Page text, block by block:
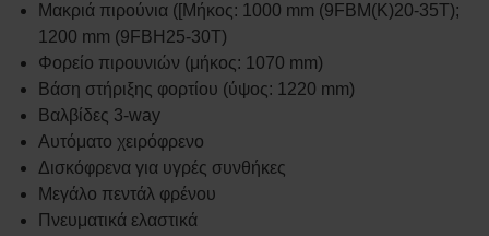
Μακριά πιρούνια ([Μήκος: 1000 mm (9FBM(K)20-35T);
1200 mm (9FBH25-30T)
Φορείο πιρουνιών (μήκος: 1070 mm)
Βάση στήριξης φορτίου (ύψος: 1220 mm)
Βαλβίδες 3-way
Αυτόματο χειρόφρενο
Δισκόφρενα για υγρές συνθήκες
Μεγάλο πεντάλ φρένου
Πνευματικά ελαστικά